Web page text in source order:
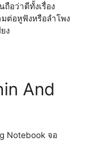
อว่าดีทั้งเรื่อง
ต่อหูฟังหรือลำโพง
ง
And
Notebook จอ